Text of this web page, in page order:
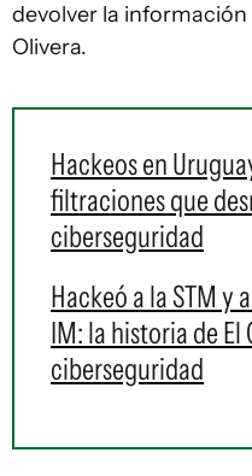
devolver la información
Olivera.
Hackeos en
filtraciones que
ciberseguridad
Hackeó a la STM y
IM: la historia de El
ciberseguridad